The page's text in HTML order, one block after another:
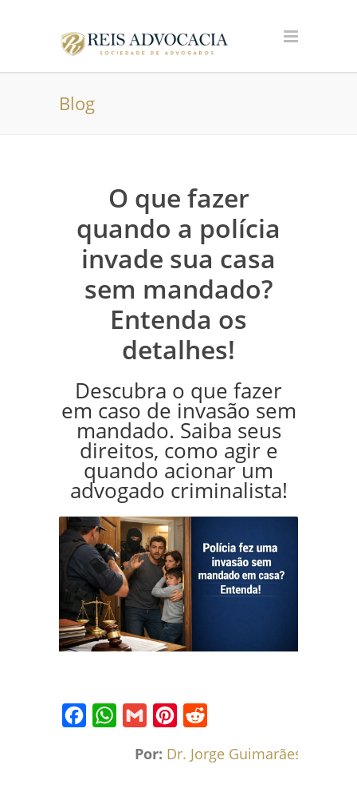
Blog
O que fazer
quando a polícia
invade sua casa
sem mandado?
Entenda os
detalhes!
Descubra o que fazer
em caso de invasão sem
mandado. Saiba seus
direitos, como agir e
quando acionar um
advogado criminalista!
Por: Dr. Jorge Guimarães